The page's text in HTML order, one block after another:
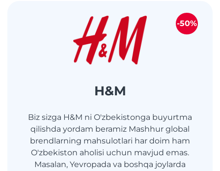
H&M
Biz sizga H&M ni O'zbekistonga buyurtma
qilishda yordam beramiz Mashhur global
brendlarning mahsulotlari har doim ham
O'zbekiston aholisi uchun mavjud emas.
Masalan, Yevropada va boshqa joylarda
-50%